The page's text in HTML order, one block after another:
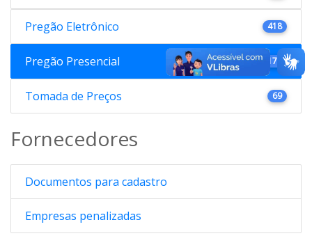
Pregão Eletrônico 418
Pregão Presencial 176
Tomada de Preços 69
Fornecedores
Documentos para cadastro
Empresas penalizadas